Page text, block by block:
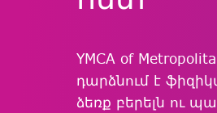
YMCA of
դարձնում է
ձեռք բերելն ու